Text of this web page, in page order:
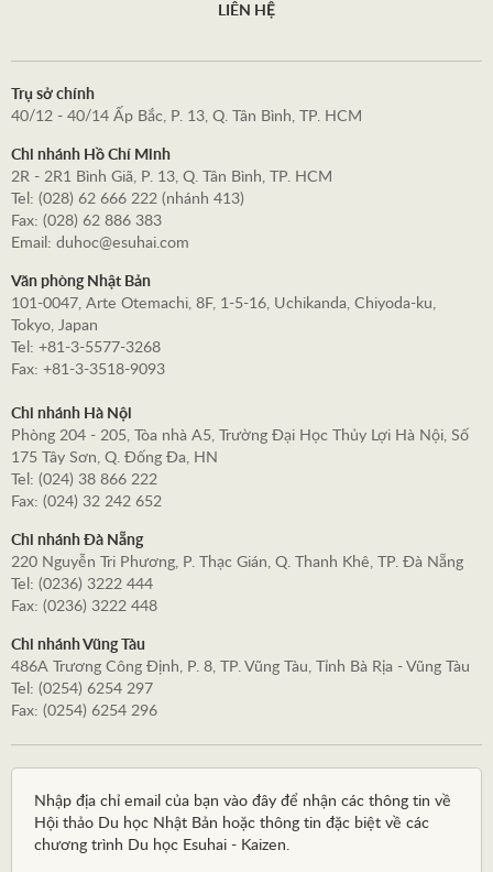
LIÊN HỆ
Trụ sở chính
40/12 - 40/14 Ấp Bắc, P. 13, Q. Tân Bình, TP. HCM
Chi nhánh Hồ Chí Minh
2R - 2R1 Bình Giã, P. 13, Q. Tân Bình, TP. HCM
Tel: (028) 62 666 222 (nhánh 413)
Fax: (028) 62 886 383
Email: duhoc@esuhai.com
Văn phòng Nhật Bản
101-0047, Arte Otemachi, 8F, 1-5-16, Uchikanda, Chiyoda-ku,
Tokyo, Japan
Tel: +81-3-5577-3268
Fax: +81-3-3518-9093
Chi nhánh Hà Nội
Phòng 204 - 205, Tòa nhà A5, Trường Đại Học Thủy Lợi Hà Nội, Số
175 Tây Sơn, Q. Đống Đa, HN
Tel: (024) 38 866 222
Fax: (024) 32 242 652
Chi nhánh Đà Nẵng
220 Nguyễn Tri Phương, P. Thạc Gián, Q. Thanh Khê, TP. Đà Nẵng
Tel: (0236) 3222 444
Fax: (0236) 3222 448
Chi nhánh Vũng Tàu
486A Trương Công Định, P. 8, TP. Vũng Tàu, Tỉnh Bà Rịa - Vũng Tàu
Tel: (0254) 6254 297
Fax: (0254) 6254 296
Nhập địa chỉ email của bạn vào đây để nhận các thông tin về
Hội thảo Du học Nhật Bản hoặc thông tin đặc biệt về các
chương trình Du học Esuhai - Kaizen.